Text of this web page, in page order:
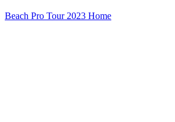
Beach Pro Tour 2023 Home